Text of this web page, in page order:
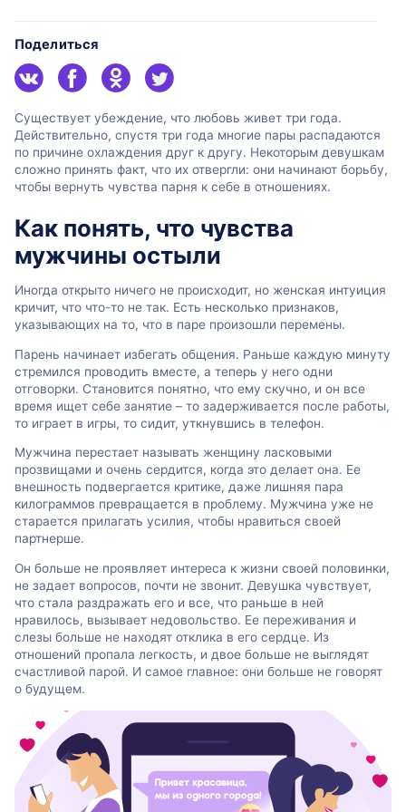
Поделиться
Существует убеждение, что любовь живет три года.
Действительно, спустя три года многие пары распадаются
по причине охлаждения друг к другу. Некоторым девушкам
сложно принять факт, что их отвергли: они начинают борьбу,
чтобы вернуть чувства парня к себе в отношениях.
Как понять, что чувства
мужчины остыли
Иногда открыто ничего не происходит, но женская интуиция
кричит, что что-то не так. Есть несколько признаков,
указывающих на то, что в паре произошли перемены.
Парень начинает избегать общения. Раньше каждую минуту
стремился проводить вместе, а теперь у него одни
отговорки. Становится понятно, что ему скучно, и он все
время ищет себе занятие – то задерживается после работы,
то играет в игры, то сидит, уткнувшись в телефон.
Мужчина перестает называть женщину ласковыми
прозвищами и очень сердится, когда это делает она. Ее
внешность подвергается критике, даже лишняя пара
килограммов превращается в проблему. Мужчина уже не
старается прилагать усилия, чтобы нравиться своей
партнерше.
Он больше не проявляет интереса к жизни своей половинки,
не задает вопросов, почти не звонит. Девушка чувствует,
что стала раздражать его и все, что раньше в ней
нравилось, вызывает недовольство. Ее переживания и
слезы больше не находят отклика в его сердце. Из
отношений пропала легкость, и двое больше не выглядят
счастливой парой. И самое главное: они больше не говорят
о будущем.